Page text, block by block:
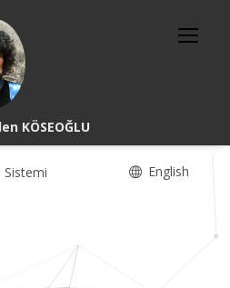
KÖSEOĞLU
Sistemi English